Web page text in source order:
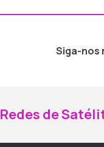
Siga-nos
Redes de